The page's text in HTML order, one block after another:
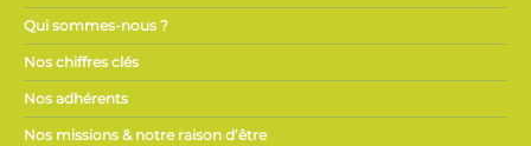
Qui sommes-nous ?
Nos chiffres clés
Nos adhérents
Nos missions & notre raison d’être